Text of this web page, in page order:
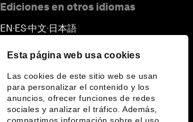
Esta página web usa cookies
Las cookies de este sitio web se usan
para personalizar el contenido y los
anuncios, ofrecer funciones de redes
sociales y analizar el tráfico. Además,
Ediciones en otros idiomas
EN ▪ES▪中文▪ 日本語